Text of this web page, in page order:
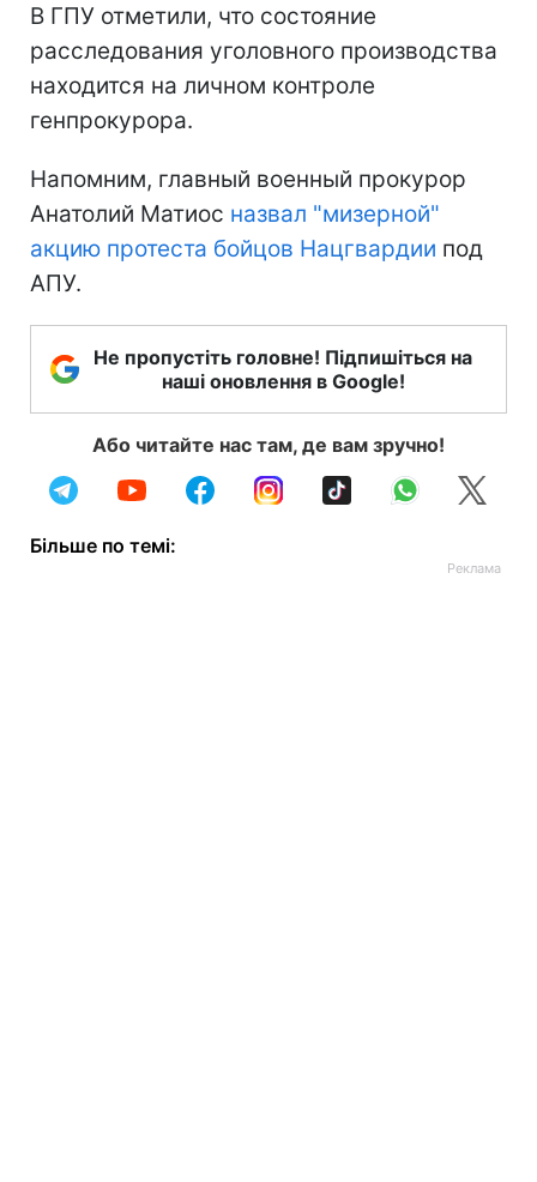
В ГПУ отметили, что состояние
расследования уголовного производства
находится на личном контроле
генпрокурора.
Напомним, главный военный прокурор
Анатолий Матиос назвал "мизерной"
акцию протеста бойцов Нацгвардии под
АПУ.
Не пропустіть головне! Підпишіться на
наші оновлення в Google!
Або читайте нас там, де вам зручно!
Більше по темі: